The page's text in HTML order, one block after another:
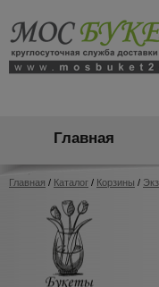
Главная
Главная / Каталог / Корзины /